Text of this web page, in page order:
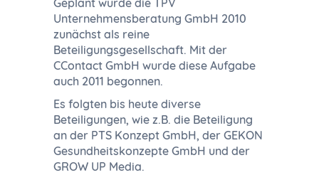
Geplant wurde die TPV
Unternehmensberatung GmbH 2010
zunächst als reine
Beteiligungsgesellschaft. Mit der
CContact GmbH wurde diese Aufgabe
auch 2011 begonnen.
Es folgten bis heute diverse
Beteiligungen, wie z.B. die Beteiligung
an der PTS Konzept GmbH, der GEKON
Gesundheitskonzepte GmbH und der
GROW UP Media.